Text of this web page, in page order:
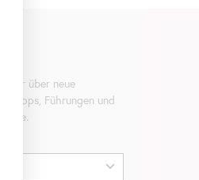
über neue
Führungen und